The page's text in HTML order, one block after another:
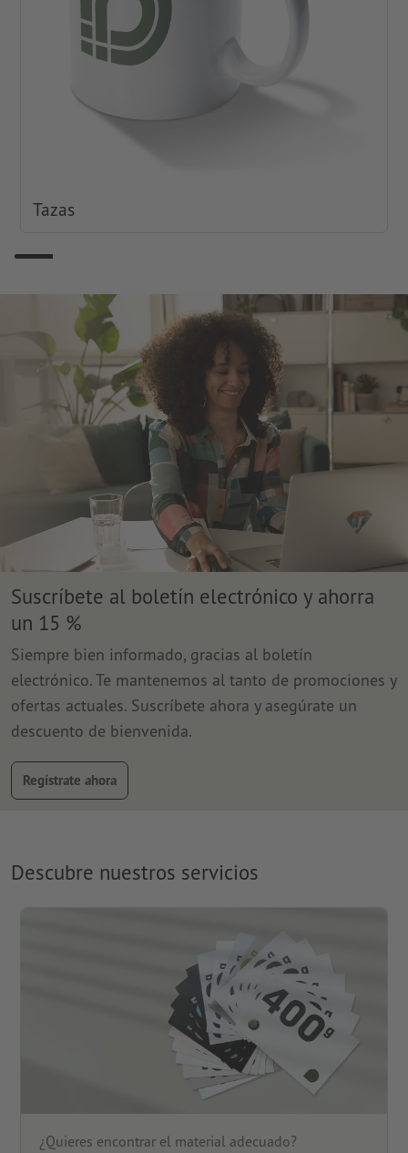
Tazas
Suscríbete al boletín electrónico y ahorra
un 15 %
Siempre bien informado, gracias al boletín
electrónico. Te mantenemos al tanto de promociones y
ofertas actuales. Suscríbete ahora y asegúrate un
descuento de bienvenida.
Regístrate ahora
Descubre nuestros servicios
¿Quieres encontrar el material adecuado?